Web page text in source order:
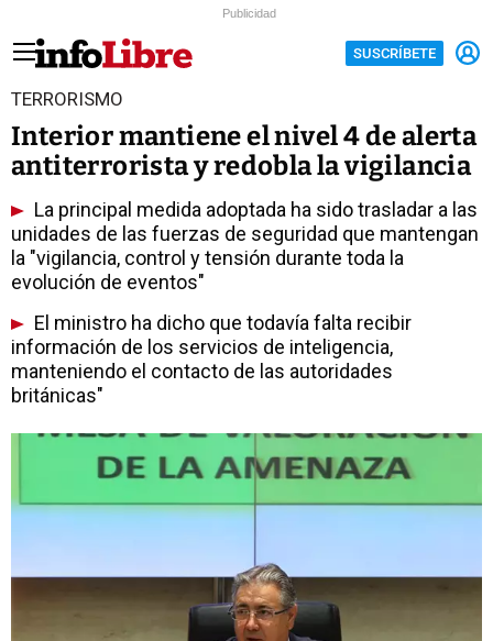
Publicidad
SUSCRÍBETE
TERRORISMO
Interior mantiene el nivel 4 de alerta
antiterrorista y redobla la vigilancia
La principal medida adoptada ha sido trasladar a las
unidades de las fuerzas de seguridad que mantengan
la "vigilancia, control y tensión durante toda la
evolución de eventos"
El ministro ha dicho que todavía falta recibir
información de los servicios de inteligencia,
manteniendo el contacto de las autoridades
británicas"